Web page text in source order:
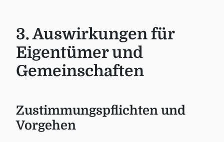
3. Auswirkungen für
Eigentümer und
Gemeinschaften
Zustimmungspflichten und
Vorgehen